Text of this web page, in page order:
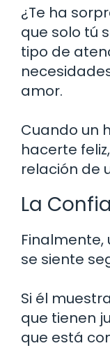
¿Te ha
que solo tú
tipo de
amor.
Cuando un
hacerte
relación de
La
se siente
Si él
que tienen
que está